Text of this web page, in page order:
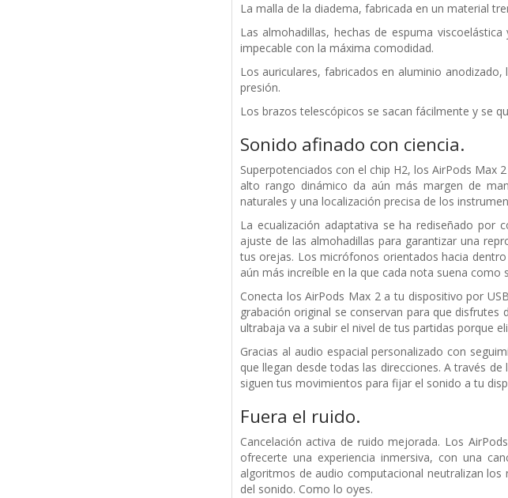
La malla de la diadema, fabricada en un material
Las almohadillas, hechas de espuma
impecable con la máxima comodidad.
Los auriculares, fabricados en aluminio
presión.
Los brazos telescópicos se sacan fácilmente y se
Sonido afinado con ciencia.
Superpotenciados con el chip H2, los AirPods Max
alto rango dinámico da aún más margen de
naturales y una localización precisa de los
La ecualización adaptativa se ha rediseñado por
ajuste de las almohadillas para garantizar una
tus orejas. Los micrófonos orientados hacia
aún más increíble en la que cada nota suena
Conecta los AirPods Max 2 a tu dispositivo por
grabación original se conservan para que
ultrabaja va a subir el nivel de tus partidas porque
Gracias al audio espacial personalizado con
que llegan desde todas las direcciones. A través
siguen tus movimientos para fijar el sonido a tu
Fuera el ruido.
Cancelación activa de ruido mejorada. Los
ofrecerte una experiencia inmersiva, con una
algoritmos de audio computacional neutralizan
del sonido. Como lo oyes.